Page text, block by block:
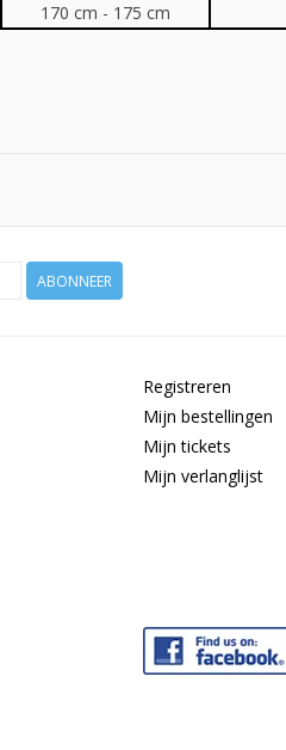
170 cm - 175 cm
ABONNEER
Registreren
Mijn bestellingen
Mijn tickets
Mijn verlanglijst